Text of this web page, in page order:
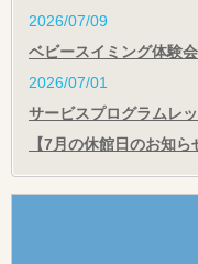
2026/07/09
ベビースイミング体験
2026/07/01
サービスプログラムレ
【7月の休館日のお知ら